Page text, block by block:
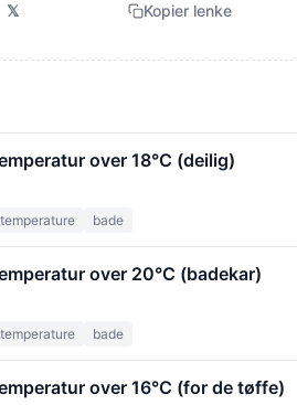
𝕏 Kopier lenke
over 18°C (deilig)
temperature bade
over 20°C (badekar)
temperature bade
over 16°C (for de tøffe)